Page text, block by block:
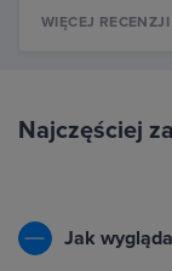
WIĘCEJ RECENZJI
Najczęściej
Jak